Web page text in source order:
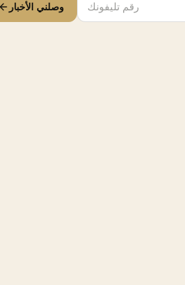
وصلني الأخبار